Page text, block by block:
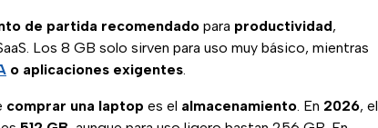
de partida recomendado para productividad,
Los 8 GB solo sirven para uso muy básico, mientras
o aplicaciones exigentes.
comprar una laptop es el almacenamiento. En 2026, el